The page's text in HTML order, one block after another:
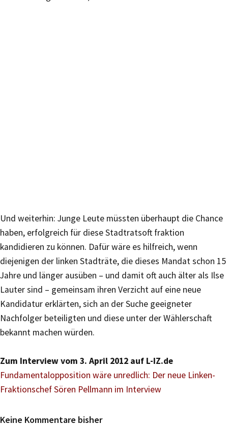
Und weiterhin: Junge Leute müssten überhaupt die Chance
haben, erfolgreich für diese Stadtratsoft fraktion
kandidieren zu können. Dafür wäre es hilfreich, wenn
diejenigen der linken Stadträte, die dieses Mandat schon 15
Jahre und länger ausüben – und damit oft auch älter als Ilse
Lauter sind – gemeinsam ihren Verzicht auf eine neue
Kandidatur erklärten, sich an der Suche geeigneter
Nachfolger beteiligten und diese unter der Wählerschaft
bekannt machen würden.
Zum Interview vom 3. April 2012 auf L-IZ.de
Fundamentalopposition wäre unredlich: Der neue Linken-
Fraktionschef Sören Pellmann im Interview
Keine Kommentare bisher